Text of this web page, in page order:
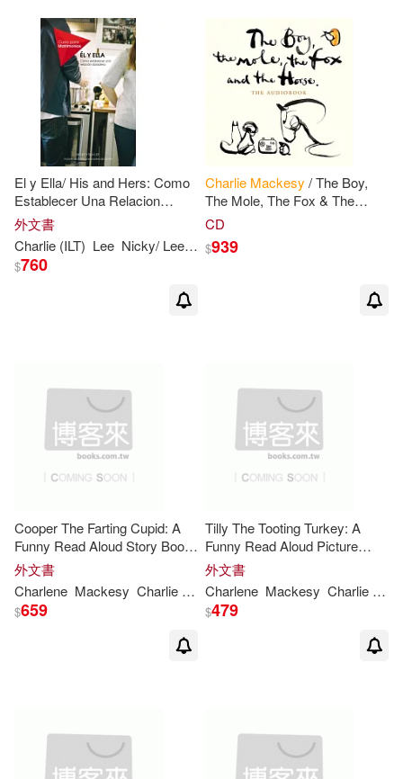
El y Ella/ His and Hers: Como
Establecer Una Relacion
Duradera
外文書
Charlie (ILT) Lee Nicky/ Lee Sila/Mackesy
$760
Charlie Mackesy / The Boy,
The Mole, The Fox & The
Horse (2Vinyl)
CD
$939
Cooper The Farting Cupid: A
Funny Read Aloud Story Book
For Kids And Adults About
Farting and Friendship, A
Valentine’’s Day Gift For Boys
and Gi
外文書
Charlene Mackesy Charlie Whitford
$659
Tilly The Tooting Turkey: A
Funny Read Aloud Picture
Book For Kids And Adults
About Turkey Farts and Toots.
(Let That Fart Go...)
外文書
Charlene Mackesy Charlie
$479